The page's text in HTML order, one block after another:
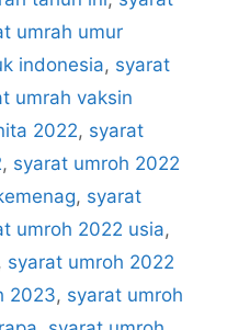
umrah umur
indonesia, syarat
umrah vaksin
2022, syarat
, syarat umroh 2022
, syarat
umroh 2022 usia,
, syarat umroh 2022
2023, syarat umroh